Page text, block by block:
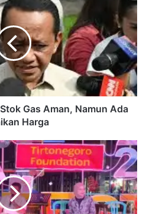
Gas Aman, Namun Ada
Harga